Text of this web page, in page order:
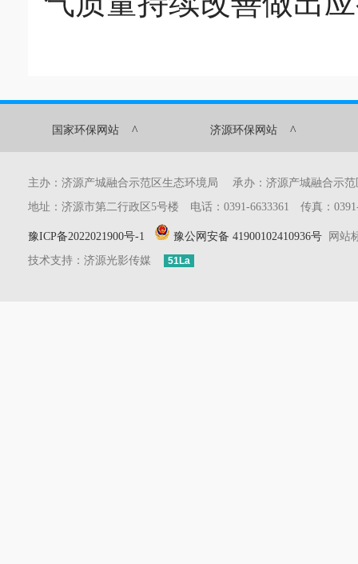
国家环保网站 ^ 济源环保网站 ^
主办：济源产城融合示范区生态环境局 承办：济源产城融合
地址：济源市第二行政区5号楼 电话：0391-6633361 传真：
豫ICP备2022021900号-1 豫公网安备 41900102410936号 网站
技术支持：济源光影传媒
51La